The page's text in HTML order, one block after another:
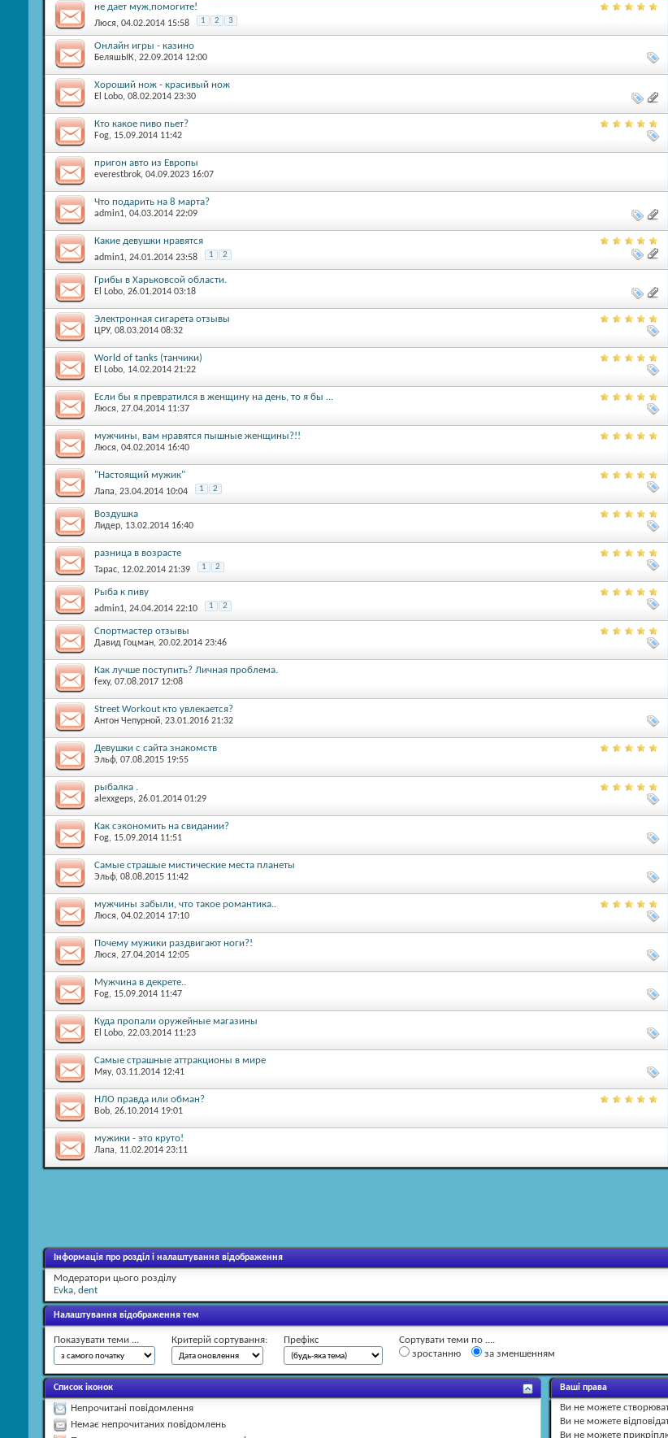
не дает муж,помогите!
Люся, 04.02.2014 15:58 1 2 3
Онлайн игры - казино
БеляшЫК, 22.09.2014 12:00
Хороший нож - красивый нож
El Lobo, 08.02.2014 23:30
Кто какое пиво пьет?
Fog, 15.09.2014 11:42
пригон авто из Европы
everestbrok, 04.09.2023 16:07
Что подарить на 8 марта?
admin1, 04.03.2014 22:09
Какие девушки нравятся
admin1, 24.01.2014 23:58 1 2
Грибы в Харьковсой области.
El Lobo, 26.01.2014 03:18
Электронная сигарета отзывы
ЦРУ, 08.03.2014 08:32
World of tanks (танчики)
El Lobo, 14.02.2014 21:22
Если бы я превратился в женщину на день, то я бы ...
Люся, 27.04.2014 11:37
мужчины, вам нравятся пышные женщины?!!
Люся, 04.02.2014 16:40
"Настоящий мужик"
Лапа, 23.04.2014 10:04 1 2
Воздушка
Лидер, 13.02.2014 16:40
разница в возрасте
Тарас, 12.02.2014 21:39 1 2
Рыба к пиву
admin1, 24.04.2014 22:10 1 2
Спортмастер отзывы
Давид Гоцман, 20.02.2014 23:46
Как лучше поступить? Личная проблема.
fexy, 07.08.2017 12:08
Street Workout кто увлекается?
Антон Чепурной, 23.01.2016 21:32
Девушки с сайта знакомств
Эльф, 07.08.2015 19:55
рыбалка .
alexxgeps, 26.01.2014 01:29
Как сэкономить на свидании?
Fog, 15.09.2014 11:51
Самые страшые мистические места планеты
Эльф, 08.08.2015 11:42
мужчины забыли, что такое романтика..
Люся, 04.02.2014 17:10
Почему мужики раздвигают ноги?!
Люся, 27.04.2014 12:05
Мужчина в декрете..
Fog, 15.09.2014 11:47
Куда пропали оружейные магазины
El Lobo, 22.03.2014 11:23
Самые страшные аттракционы в мире
Мяу, 03.11.2014 12:41
НЛО правда или обман?
Bob, 26.10.2014 19:01
мужики - это круто!
Лапа, 11.02.2014 23:11
Інформація про розділ і налаштування відображення
Модератори цього розділу
Evka, dent
Налаштування відображення тем
Показувати теми ... Критерій сортування: Префікс
Сортувати теми по ....
зростанню
за зменшенням
Список іконок
Непрочитані повідомлення
Немає непрочитаних повідомлень
Ваші права
Ви не можете
Ви не можете
Ви не можете